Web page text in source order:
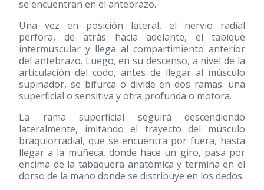
se encuentran en el antebrazo.
Una vez en posición lateral, el nervio radial
perfora, de atrás hacia adelante, el tabique
intermuscular y llega al compartimiento anterior
del antebrazo. Luego, en su descenso, a nivel de la
articulación del codo, antes de llegar al músculo
supinador, se bifurca o divide en dos ramas: una
superficial o sensitiva y otra profunda o motora.
La rama superficial seguirá descendiendo
lateralmente, imitando el trayecto del músculo
braquiorradial, que se encuentra por fuera, hasta
llegar a la muñeca, donde hace un giro, pasa por
encima de la tabaquera anatómica y termina en el
dorso de la mano donde se distribuye en los dedos.